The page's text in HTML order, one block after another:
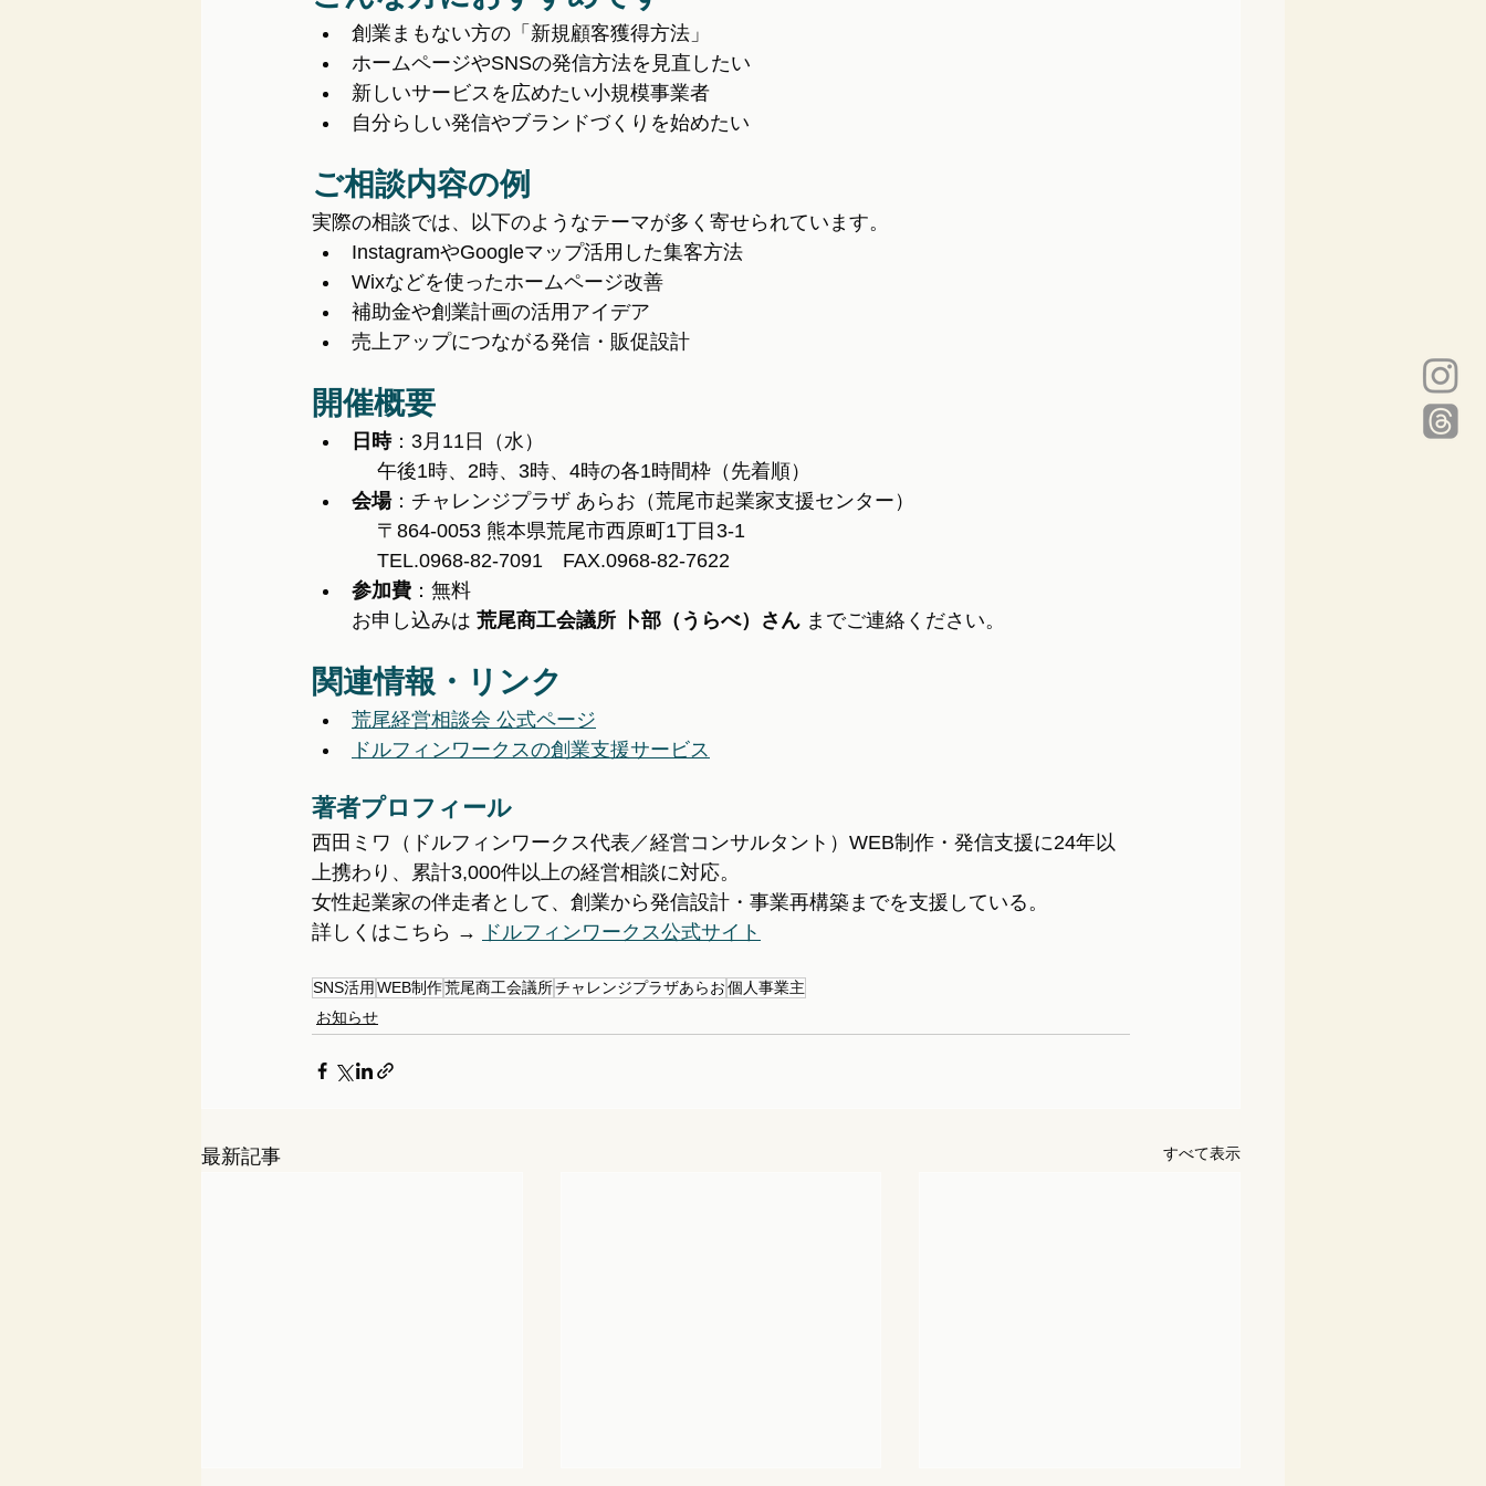
創業まもない方の「新規顧客獲得方法」
ホームページやSNSの発信方法を見直したい
新しいサービスを広めたい小規模事業者
自分らしい発信やブランドづくりを始めたい
ご相談内容の例
実際の相談では、以下のようなテーマが多く寄せられています。
InstagramやGoogleマップ活用した集客方法
Wixなどを使ったホームページ改善
補助金や創業計画の活用アイデア
売上アップにつながる発信・販促設計
開催概要
日時：3月11日（水）
午後1時、2時、3時、4時の各1時間枠（先着順）
会場：チャレンジプラザ あらお（荒尾市起業家支援センター）
〒864-0053 熊本県荒尾市西原町1丁目3-1
TEL.0968-82-7091　FAX.0968-82-7622
参加費 ：無料
お申し込みは 荒尾商工会議所 卜部（うらべ）さん までご連絡ください。
関連情報・リンク
荒尾経営相談会 公式ページ
ドルフィンワークスの創業支援サービス
著者プロフィール
西田ミワ（ドルフィンワークス代表／経営コンサルタント）WEB制作・発信支援に24年以
上携わり、累計3,000件以上の経営相談に対応。
女性起業家の伴走者として、創業から発信設計・事業再構築までを支援している。
詳しくはこちら →
ドルフィンワークス公式サイト
SNS活用 WEB制作荒尾商工会議所チャレンジプラザあらお個人事業主
お知らせ
最新記事 すべて表示